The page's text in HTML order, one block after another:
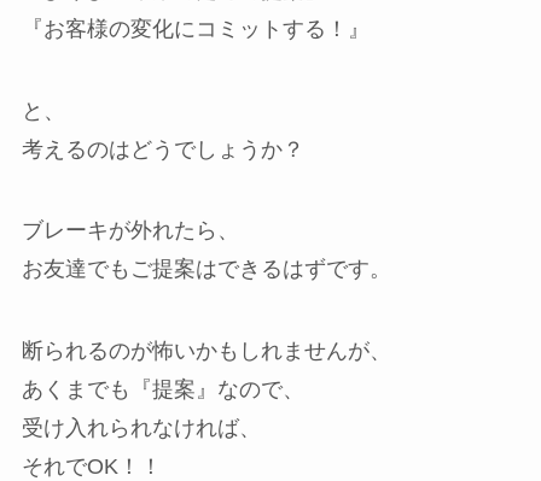
『お客様の変化にコミットする！』
と、
考えるのはどうでしょうか？
ブレーキが外れたら、
お友達でもご提案はできるはずです。
断られるのが怖いかもしれませんが、
あくまでも『提案』なので、
受け入れられなければ、
それでOK！！